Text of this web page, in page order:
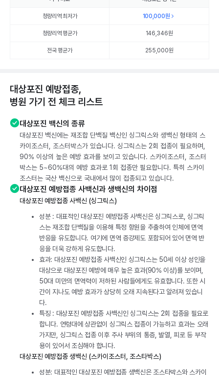
청량리역 최저가 100,000원
청량리역 평균가 146,346원
전국 평균가 255,000원
대상포진 예방접종,
병원 가기 전 체크 리스트
대상포진 백신의 종류
대상포진 백신에는 재조합 단백질 백신인 싱그릭스와 생백신 형태의 스
카이조스터, 조스터박스가 있습니다. 싱그릭스는 2회 접종이 필요하며,
90% 이상의 높은 예방 효과를 보이고 있습니다. 스카이조스터, 조스터
박스는 5~60%대의 예방 효과로 1회 접종만 필요합니다. 특히 스카이
조스터는 국산 백신으로 국내에서 많이 접종되고 있습니다.
대상포진 예방접종 사백신과 생백신의 차이점
대상포진 예방접종 사백신 (싱그릭스)
성분 : 대표적인 대상포진 예방접종 사백신은 싱그릭스로, 싱그릭
스는 재조합 단백질을 이용해 특정 항원을 추출하여 인체에 면역
반응을 유도합니다. 여기에 면역 증강제도 포함되어 있어 면역 반
응을 더욱 강하게 유도합니다.
효과: 대상포진 예방접종 사백신인 싱그릭스는 50세 이상 성인을
대상으로 대상포진 예방에 매우 높은 효과(90% 이상)를 보이며,
50대 미만의 면역력이 저하된 사람들에게도 유효합니다. 또한 시
간이 지나도 예방 효과가 상당히 오래 지속된다고 알려져 있습니
다.
특징 : 대상포진 예방접종 사백신인 싱그릭스는 2회 접종을 필요로
합니다. 연령대에 상관없이 싱그릭스 접종이 가능하고 효과는 오래
가지만, 싱그릭스 접종 이후 주사 부위의 통증, 발열, 피로 등 부작
용이 있어서 조심해야 합니다.
대상포진 예방접종 생백신 (스카이조스터, 조스타박스)
성분: 대표적인 대상포진 예방접종 생백신은 조스타박스와 스카이